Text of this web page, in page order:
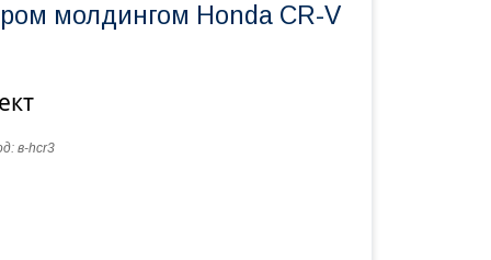
молдингом Honda CR-V
в-hcr3